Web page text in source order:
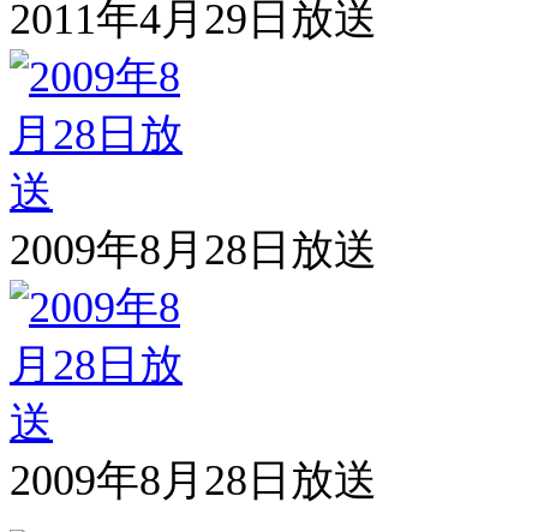
2011年4月29日放送
2009年8月28日放送
2009年8月28日放送